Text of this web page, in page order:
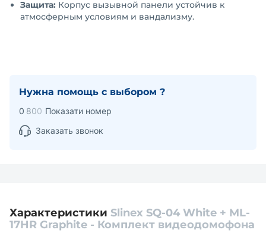
Защита: Корпус вызывной панели устойчив к
атмосферным условиям и вандализму.
Нужна помощь с выбором ?
0 800 Показати номер
Заказать звонок
Характеристики Slinex SQ-04 White + ML-
17HR Graphite - Комплект видеодомофона